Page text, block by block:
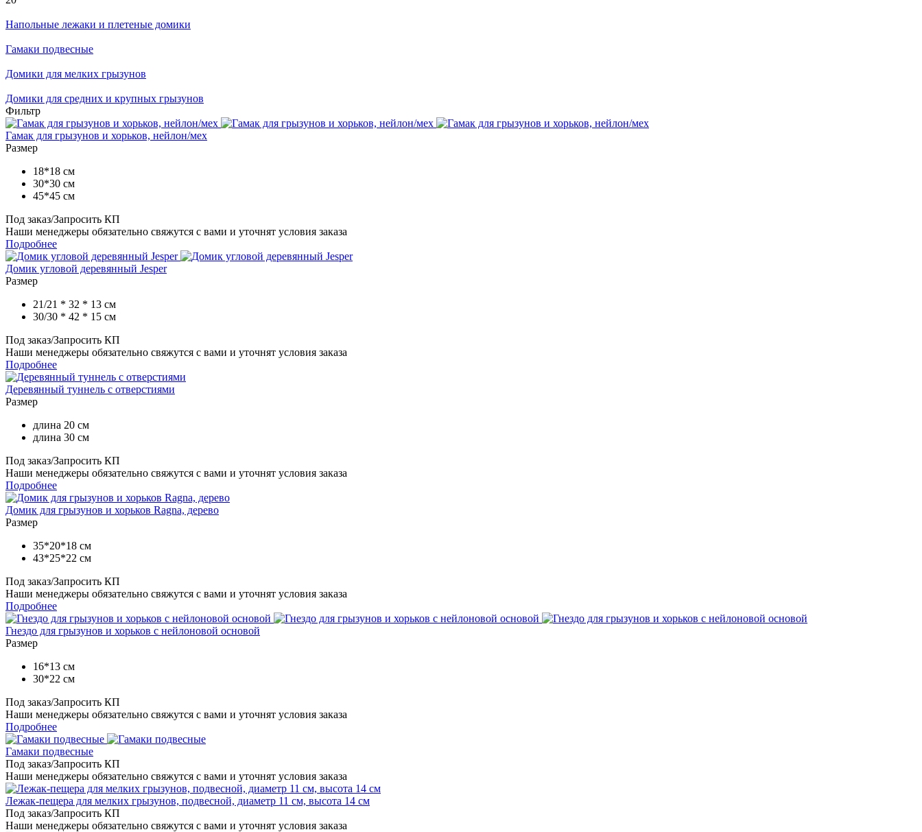
Напольные лежаки и плетеные домики
Гамаки подвесные
Домики для мелких грызунов
Домики для средних и крупных грызунов
Фильтр
Гамак для грызунов и хорьков, нейлон/мех
Размер
18*18 см
30*30 см
45*45 см
Под заказ/Запросить КП
Наши менеджеры обязательно свяжутся с вами и уточнят условия заказа
Подробнее
Домик угловой деревянный Jesper
Размер
21/21 * 32 * 13 cм
30/30 * 42 * 15 cм
Под заказ/Запросить КП
Наши менеджеры обязательно свяжутся с вами и уточнят условия заказа
Подробнее
Деревянный туннель с отверстиями
Размер
длина 20 см
длина 30 см
Под заказ/Запросить КП
Наши менеджеры обязательно свяжутся с вами и уточнят условия заказа
Подробнее
Домик для грызунов и хорьков Ragna, дерево
Размер
35*20*18 см
43*25*22 см
Под заказ/Запросить КП
Наши менеджеры обязательно свяжутся с вами и уточнят условия заказа
Подробнее
Гнездо для грызунов и хорьков с нейлоновой основой
Размер
16*13 см
30*22 см
Под заказ/Запросить КП
Наши менеджеры обязательно свяжутся с вами и уточнят условия заказа
Подробнее
Гамаки подвесные
Под заказ/Запросить КП
Наши менеджеры обязательно свяжутся с вами и уточнят условия заказа
Лежак-пещера для мелких грызунов, подвесной, диаметр 11 см, высота 14 см
Под заказ/Запросить КП
Наши менеджеры обязательно свяжутся с вами и уточнят условия заказа